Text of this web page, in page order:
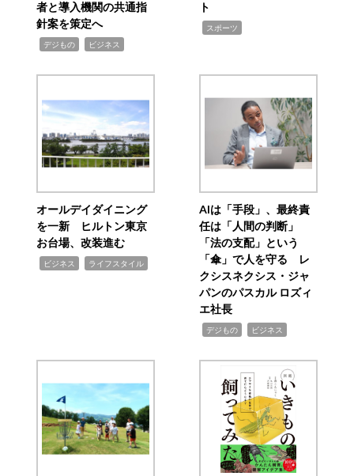
者と導入機関の共通指
針案を策定へ
デジもの ビジネス
ト
スポーツ
オールデイダイニング
を一新 ヒルトン東京
お台場、改装進む
ビジネス ライフスタイル
AIは「手段」、最終責
任は「人間の判断」
「法の支配」という
「傘」で人を守る レ
クシスネクシス・ジャ
パンのパスカル ロズィ
エ社長
デジもの ビジネス